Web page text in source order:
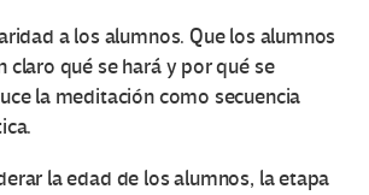
a los alumnos. Que los alumnos
claro qué se hará y por qué se
la meditación como secuencia
la edad de los alumnos, la etapa